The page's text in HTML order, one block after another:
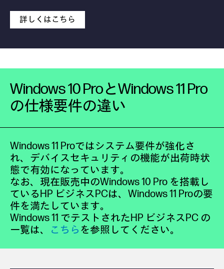
詳しくはこちら
Windows 10 ProとWindows 11 Pro
の仕様要件の違い
Windows 11 Proではシステム要件が強化さ
れ、デバイスセキュリティの機能が出荷時状
態で有効になっています。
なお、現在販売中のWindows 10 Pro を搭載し
ているHP ビジネスPCは、Windows 11 Proの要
件を満たしています。
Windows 11 でテストされたHP ビジネスPC の
一覧は、
こちら を参照してください。